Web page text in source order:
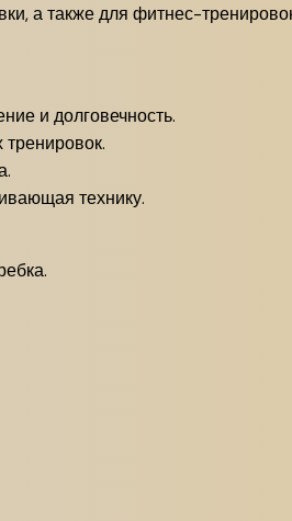
а также для фитнес-
и долговечность.
технику.